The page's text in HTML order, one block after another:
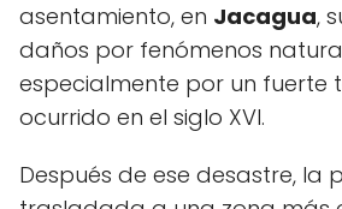
asentamiento, en Jacagua,
daños por fenómenos
especialmente por un fuerte
ocurrido en el siglo XVI.
Después de ese desastre, la